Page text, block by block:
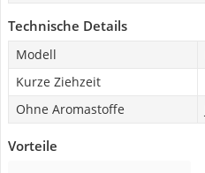
Technische Details
Modell
Kurze Ziehzeit
Ohne Aromastoffe
Vorteile